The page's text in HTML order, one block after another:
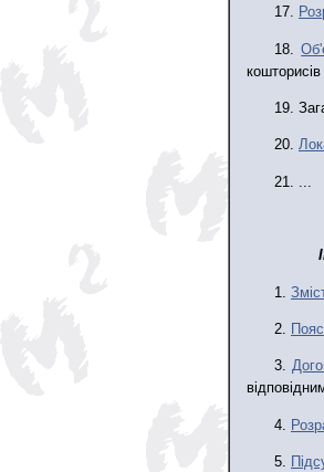
17.
18.
19.
20.
21. ...
1.
2.
3.
4.
5.